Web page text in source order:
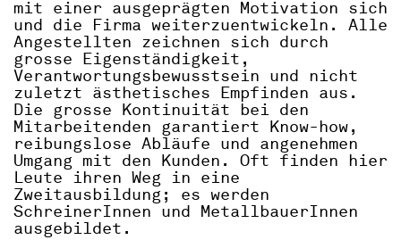
mit einer ausgeprägten Motivation sich
und die Firma weiterzuentwickeln. Alle
Angestellten zeichnen sich durch
grosse Eigenständigkeit,
Verantwortungsbewusstsein und nicht
zuletzt ästhetisches Empfinden aus.
Die grosse Kontinuität bei den
Mitarbeitenden garantiert Know-how,
reibungslose Abläufe und angenehmen
Umgang mit den Kunden. Oft finden hier
Leute ihren Weg in eine
Zweitausbildung; es werden
SchreinerInnen und MetallbauerInnen
ausgebildet.